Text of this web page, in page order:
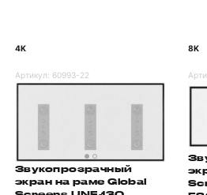
4K
Артикул: 60993-22
Звукопрозрачный
экран на раме Global
8K